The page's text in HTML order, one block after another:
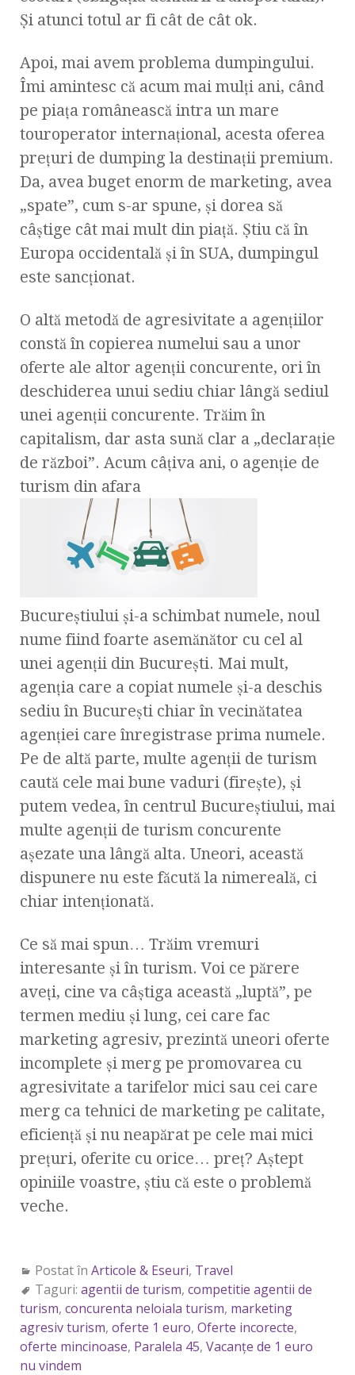
Şi atunci totul ar fi cât de cât ok.
Apoi, mai avem problema dumpingului.
Îmi amintesc că acum mai mulţi ani, când
pe piaţa românească intra un mare
touroperator internaţional, acesta oferea
preţuri de dumping la destinaţii premium.
Da, avea buget enorm de marketing, avea
„spate”, cum s-ar spune, şi dorea să
câştige cât mai mult din piaţă. Ştiu că în
Europa occidentală şi în SUA, dumpingul
este sancţionat.
O altă metodă de agresivitate a agenţiilor
constă în copierea numelui sau a unor
oferte ale altor agenţii concurente, ori în
deschiderea unui sediu chiar lângă sediul
unei agenţii concurente. Trăim în
capitalism, dar asta sună clar a „declaraţie
de război”. Acum câţiva ani, o agenţie de
turism din afara
Bucureştiului şi-a schimbat numele, noul
nume fiind foarte asemănător cu cel al
unei agenţii din Bucureşti. Mai mult,
agenţia care a copiat numele şi-a deschis
sediu în Bucureşti chiar în vecinătatea
agenţiei care înregistrase prima numele.
Pe de altă parte, multe agenţii de turism
caută cele mai bune vaduri (fireşte), şi
putem vedea, în centrul Bucureştiului, mai
multe agenţii de turism concurente
aşezate una lângă alta. Uneori, această
dispunere nu este făcută la nimereală, ci
chiar intenţionată.
Ce să mai spun… Trăim vremuri
interesante şi în turism. Voi ce părere
aveţi, cine va câştiga această „luptă”, pe
termen mediu şi lung, cei care fac
marketing agresiv, prezintă uneori oferte
incomplete şi merg pe promovarea cu
agresivitate a tarifelor mici sau cei care
merg ca tehnici de marketing pe calitate,
eficienţă şi nu neapărat pe cele mai mici
preţuri, oferite cu orice… preţ? Aştept
opiniile voastre, ştiu că este o problemă
veche.
Postat în Articole & Eseuri, Travel
Taguri: agentii de turism, competitie agentii de
turism, concurenta neloiala turism, marketing
agresiv turism, oferte 1 euro, Oferte incorecte,
oferte mincinoase, Paralela 45, Vacanţe de 1 euro
nu vindem